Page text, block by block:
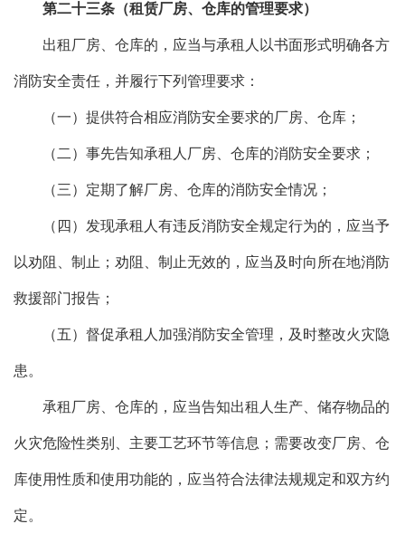
第二十三条（租赁厂房、仓库的管理要求）
出租厂房、仓库的，应当与承租人以书面形式明确各方
消防安全责任，并履行下列管理要求：
（一）提供符合相应消防安全要求的厂房、仓库；
（二）事先告知承租人厂房、仓库的消防安全要求；
（三）定期了解厂房、仓库的消防安全情况；
（四）发现承租人有违反消防安全规定行为的，应当予
以劝阻、制止；劝阻、制止无效的，应当及时向所在地消防
救援部门报告；
（五）督促承租人加强消防安全管理，及时整改火灾隐
患。
承租厂房、仓库的，应当告知出租人生产、储存物品的
火灾危险性类别、主要工艺环节等信息；需要改变厂房、仓
库使用性质和使用功能的，应当符合法律法规规定和双方约
定。